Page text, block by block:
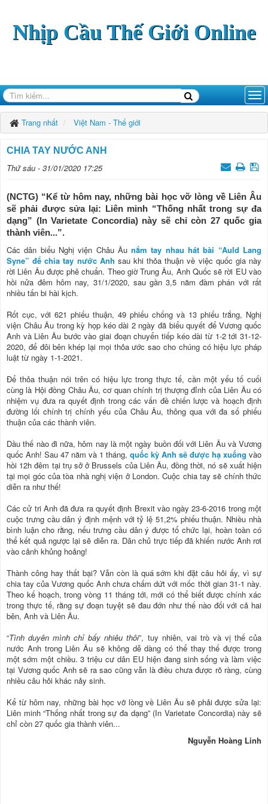
Nhịp Cầu Thế Giới Online
Trang nhất Việt Nam - Thế giới
CHIA TAY NƯỚC ANH
Thứ sáu - 31/01/2020 17:25
(NCTG) “Kể từ hôm nay, những bài học vỡ lòng về Liên Âu
sẽ phải được sửa lại: Liên minh “Thống nhất trong sự đa
dạng” (In Varietate Concordia) này sẽ chỉ còn 27 quốc gia
thành viên...”.
Các dân biểu Nghị viện Châu Âunắm tay nhau hát bài “Auld Lang
Syne” để chia tay nước Anh sau khi thỏa thuận về việc quốc gia này
rời Liên Âu được phê chuẩn. Theo giờ Trung Âu, Anh Quốc sẽ rời EU vào
hồi nửa đêm hôm nay, 31/1/2020, sau gần 3,5 năm đàm phán với rất
nhiều tấn bi hài kịch.
Rốt cục, với 621 phiếu thuận, 49 phiếu chống và 13 phiếu trắng, Nghị
viện Châu Âu trong kỳ họp kéo dài 2 ngày đã biểu quyết để Vương quốc
Anh và Liên Âu bước vào giai đoạn chuyển tiếp kéo dài từ 1-2 tới 31-12-
2020, để đôi bên khép lại mọi thỏa ước sao cho chúng có hiệu lực pháp
luật từ ngày 1-1-2021.
Để thỏa thuận nói trên có hiệu lực trong thực tế, cần một yếu tố cuối
cùng là Hội đồng Châu Âu, cơ quan chính trị thượng đỉnh của Liên Âu có
nhiệm vụ đưa ra quyết định trong các vấn đề chiến lược và hoạch định
đường lối chính trị chính yếu của Châu Âu, thông qua với đa số phiếu
thuận của các thành viên.
Dầu thế nào đi nữa, hôm nay là một ngày buồn đối với Liên Âu và Vương
quốc Anh! Sau 47 năm và 1 tháng, quốc kỳ Anh sẽ được hạ xuống vào
hồi 12h đêm tại trụ sở ở Brussels của Liên Âu, đồng thời, nó sẽ xuất hiện
tại mọi góc của tòa nhà nghị viện ở London. Cuộc chia tay sẽ chính thức
diễn ra như thế!
Các cử tri Anh đã đưa ra quyết định Brexit vào ngày 23-6-2016 trong một
cuộc trưng cầu dân ý định mệnh với tỷ lệ 51,2% phiếu thuận. Nhiều nhà
bình luận cho rằng, nếu trưng cầu dân ý được tổ chức lại, hoàn toàn có
thể kết quả ngược lại sẽ diễn ra. Dân chủ trực tiếp đã khiến nước Anh rơi
vào cảnh khủng hoảng!
Thành công hay thất bại? Vẫn còn là quá sớm khi đặt câu hỏi ấy, vì sự
chia tay của Vương quốc Anh chưa chấm dứt với mốc thời gian 31-1 này.
Theo kế hoạch, trong vòng 11 tháng tới, mới có thể biết được chính xác
trong thực tế, rằng sự đoạn tuyệt sẽ đau đớn như thế nào đối với cả hai
bên, Anh và Liên Âu.
“Tình duyên mình chỉ bấy nhiêu thôi”, tuy nhiên, vai trò và vị thế của
nước Anh trong Liên Âu sẽ không dễ dàng có thể thay thế được trong
một sớm một chiều. 3 triệu cư dân EU hiện đang sinh sống và làm việc
tại Vương quốc Anh sẽ ra sao cũng vẫn là điều chưa được rõ ràng, cùng
nhiều câu hỏi khác nảy sinh.
Kể từ hôm nay, những bài học vỡ lòng về Liên Âu sẽ phải được sửa lại:
Liên minh “Thống nhất trong sự đa dạng” (In Varietate Concordia) này sẽ
chỉ còn 27 quốc gia thành viên...
Nguyễn Hoàng Linh